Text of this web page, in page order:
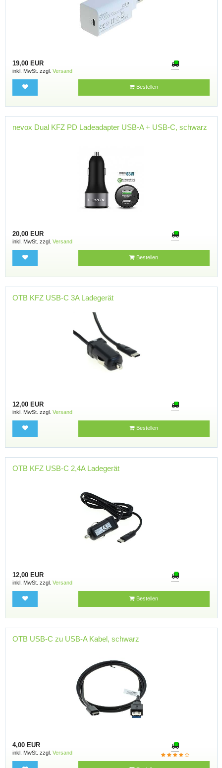
19,00 EUR
inkl. MwSt. zzgl. Versand
Bestellen
nevox Dual KFZ PD Ladeadapter USB-A + USB-C, schwarz
20,00 EUR
inkl. MwSt. zzgl. Versand
Bestellen
OTB KFZ USB-C 3A Ladegerät
12,00 EUR
inkl. MwSt. zzgl. Versand
Bestellen
OTB KFZ USB-C 2,4A Ladegerät
12,00 EUR
inkl. MwSt. zzgl. Versand
Bestellen
OTB USB-C zu USB-A Kabel, schwarz
4,00 EUR
inkl. MwSt. zzgl. Versand